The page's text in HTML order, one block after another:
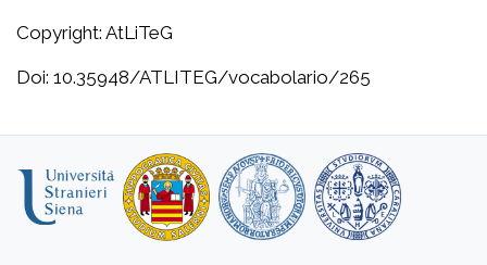
Copyright: AtLiTeG
Doi: 10.35948/ATLITEG/vocabolario/265